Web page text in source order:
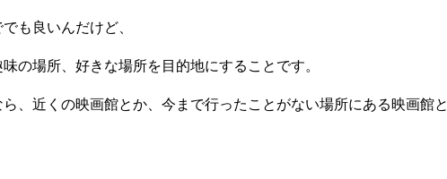
も良いんだけど、
の場所、好きな場所を目的地にすることです。
、近くの映画館とか、今まで行ったことがない場所にある映画館と